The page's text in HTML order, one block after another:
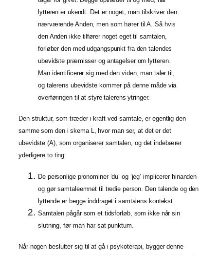
lytteren er ukendt. Det er noget, man tilskriver den
nærværende Anden, men som hører til A. Så hvis
den Anden ikke tilfører noget eget til samtalen,
forløber den med udgangspunkt fra den talendes
ubevidste præmisser og antagelser om lytteren.
Man identificerer sig med den viden, man taler til,
og talerens ubevidste kommer på denne måde via
overføringen til at styre talerens ytringer.
Den struktur, som træder i kraft ved samtale, er egentlig den
samme som den i skema L, hvor man ser, at det er det
ubevidste (A), som organiserer samtalen, og det indebærer
yderligere to ting:
De personlige pronominer ‘du’ og ‘jeg’ implicerer hinanden
og gør samtaleemnet til tredie person. Den talende og den
lyttende er begge inddraget i samtalens kontekst.
Samtalen pågår som et tidsforløb, som ikke når sin
slutning, før man har sat punktum.
Når nogen beslutter sig til at gå i psykoterapi, bygger denne